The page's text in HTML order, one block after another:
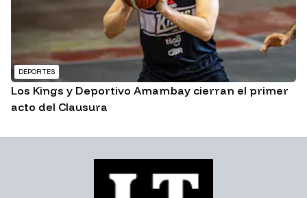
DEPORTES
Los Kings y Deportivo Amambay cierran el primer
acto del Clausura